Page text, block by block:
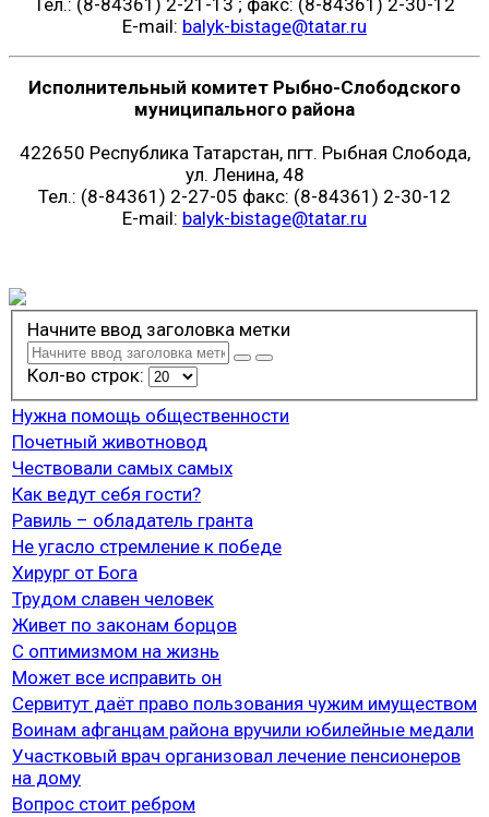
E-mail: balyk-bistage@tatar.ru
Исполнительный комитет Рыбно-Слободского
муниципального района
422650 Республика Татарстан, пгт. Рыбная Слобода,
ул. Ленина, 48
Тел.: (8-84361) 2-27-05 факс: (8-84361) 2-30-12
E-mail: balyk-bistage@tatar.ru
Начните ввод заголовка метки
Кол-во строк:
Нужна помощь общественности
Почетный животновод
Чествовали самых самых
Как ведут себя гости?
Равиль – обладатель гранта
Не угасло стремление к победе
Хирург от Бога
Трудом славен человек
Живет по законам борцов
С оптимизмом на жизнь
Может все исправить он
Сервитут даёт право пользования чужим имуществом
Воинам афганцам района вручили юбилейные медали
Участковый врач организовал лечение пенсионеров
на дому
Вопрос стоит ребром